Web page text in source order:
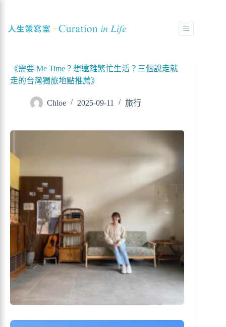
《需要 Me Time？想遠離繁忙生活？三個說走就
走的台灣獨旅地點推薦》
Chloe 2025-09-11 旅行